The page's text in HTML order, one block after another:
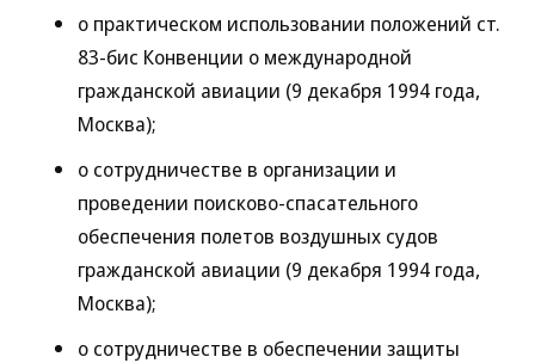
о практическом использовании положений ст.
83-бис Конвенции о международной
гражданской авиации (9 декабря 1994 года,
Москва);
о сотрудничестве в организации и
проведении поисково-спасательного
обеспечения полетов воздушных судов
гражданской авиации (9 декабря 1994 года,
Москва);
о сотрудничестве в обеспечении защиты